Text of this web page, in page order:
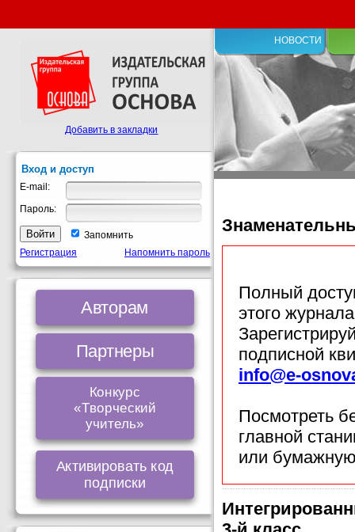
НОВОСТИ
Полный
этого
подписной
info@e-
Посмотреть
главной
или
Добавить в закладки
Вход и доступ
E-mail:
Пароль:
Запомнить
Регистрация
Напомнить пароль
Авторам
Партнеры
Конкурс
«Творческий
учитель»
Активировать код
подписки